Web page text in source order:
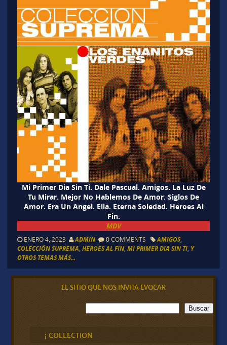
Mi Primer Dia Sin Ti. Dale Pascual. Amigos. La Luz De
Tu Mirar. Mejor No Hablemos De Amor. Siglos De
Amor. Era Un Angel. Ella. Eterna Soledad. Heroes Al
Fin.
MDV
ENERO 4, 2023 ADMIN 0 COMMENTS AMIGOS,
COLECCIÓN SUPREMA HEROES AL FIN, MI PRIMER DIA SIN TI, Y
OTROS TEMAS MÁS...
EL SITIO QUE NOS INVITA EVOCAR
B
u
c
a
Buscar
¡ COLLECTION